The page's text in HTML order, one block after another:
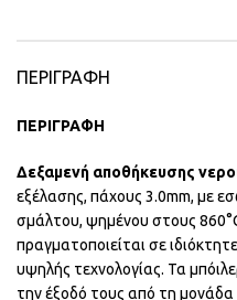
ΠΕΡΙΓΡΑΦΉ
ΠΕΡΙΓΡΑΦΗ
Δεξαμενή αποθήκευσης
εξέλασης, πάχους 3.0mm, με
σμάλτου, ψημένου στους
πραγματοποιείται σε
υψηλής τεχνολογίας. Τα
την έξοδό τους από τη